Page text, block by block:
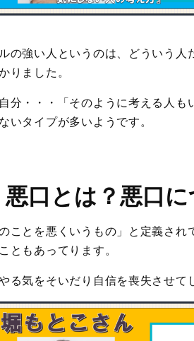
の強い人というのは、どういう
りました。
分・・・「そのように考える人
いタイプが多いようです。
悪口とは？悪口
ことを悪くいうもの」と定義さ
ともあってります。
る気をそいだり自信を喪失させて